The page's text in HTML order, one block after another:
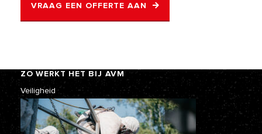
VRAAG EEN OFFERTE AAN
ZO WERKT HET BIJ AVM
Veiligheid